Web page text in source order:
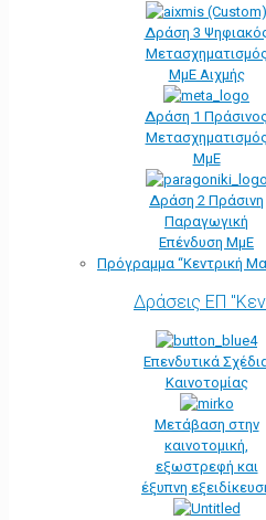
Δράση 3
ΜμΕ Αιχμής
Δράση 1
ΜμΕ
Δράση 2 Πράσινη
Παραγωγική
Επένδυση ΜμΕ
Πρόγραμμα “Κεντρική
Δράσεις ΕΠ
Επενδυτικά
Καινοτομίας
Μετάβαση στην
καινοτομική,
εξωστρεφή και
έξυπνη